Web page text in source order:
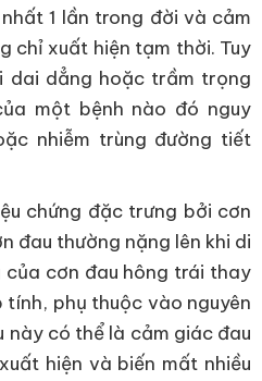
1 lần trong đời và cảm
chỉ xuất hiện tạm thời. Tuy
dai dẳng hoặc trầm trọng
một bệnh nào đó nguy
nhiễm trùng đường tiết
chứng đặc trưng bởi cơn
đau thường nặng lên khi di
của cơn đau hông trái thay
phụ thuộc vào nguyên
này có thể là cảm giác đau
hiện và biến mất nhiều